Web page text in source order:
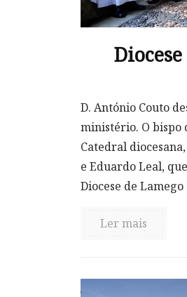
D. António Couto
ministério. O bispo
Catedral
e Eduardo Leal,
Diocese de Lamego
Ler mais